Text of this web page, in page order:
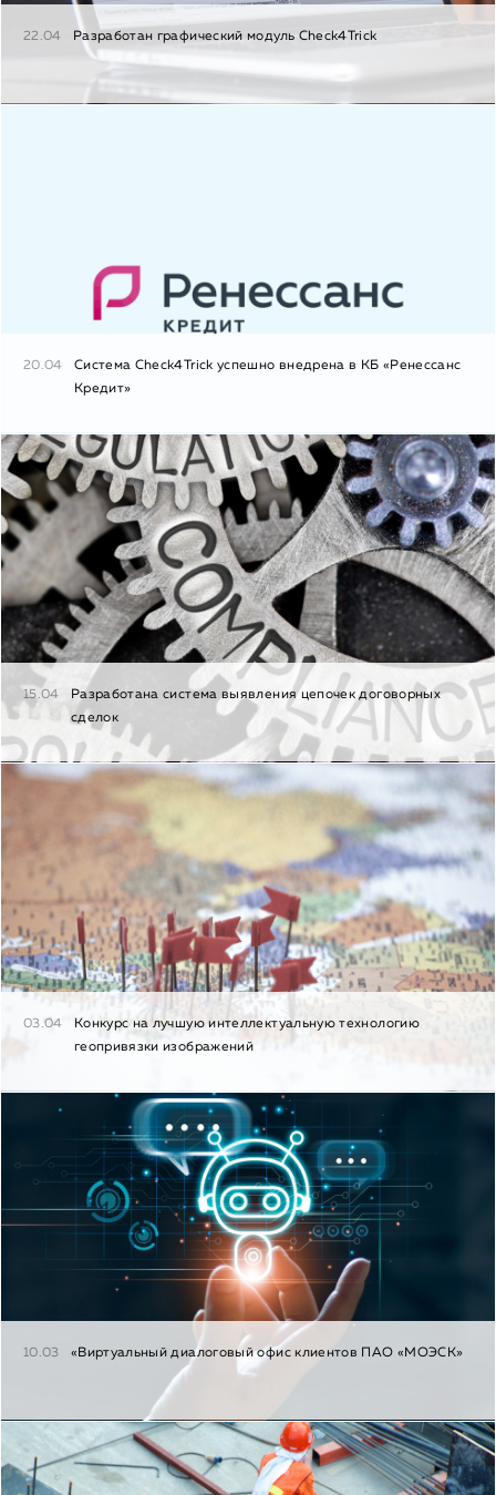
22.04 Разработан графический модуль Check4Trick
20.04
Система Check4Trick успешно внедрена в КБ «Ренессанс
Кредит»
15.04
Разработана система выявления цепочек договорных
сделок
03.04
Конкурс на лучшую интеллектуальную технологию
геопривязки изображений
10.03 «Виртуальный диалоговый офис клиентов ПАО «МОЭСК»